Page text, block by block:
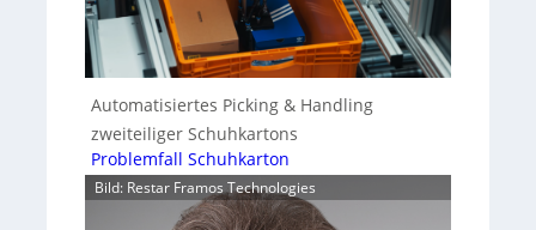
Automatisiertes Picking & Handling
zweiteiliger Schuhkartons
Problemfall Schuhkarton
Bild: Restar Framos Technologies